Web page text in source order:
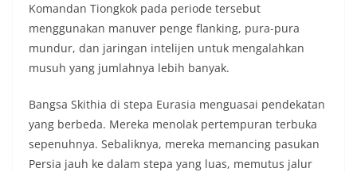
Komandan Tiongkok pada periode tersebut
menggunakan manuver penge flanking, pura-pura
mundur, dan jaringan intelijen untuk mengalahkan
musuh yang jumlahnya lebih banyak.
Bangsa Skithia di stepa Eurasia menguasai pendekatan
yang berbeda. Mereka menolak pertempuran terbuka
sepenuhnya. Sebaliknya, mereka memancing pasukan
Persia jauh ke dalam stepa yang luas, memutus jalur